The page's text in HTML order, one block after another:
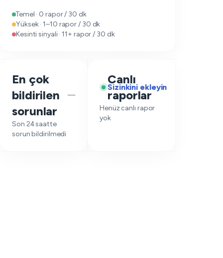
Temel · 0 rapor / 30 dk
Yüksek · 1–10 rapor / 30 dk
Kesinti sinyali · 11+ rapor / 30 dk
En çok
bildirilen
sorunlar
—
Son 24 saatte
sorun bildirilmedi
Canlı
raporlar
Sizinkini ekleyin
Henüz canlı rapor
yok